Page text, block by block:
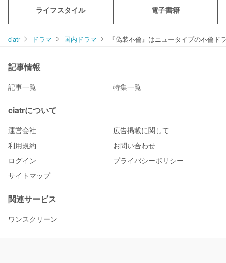
ライフスタイル 電子書籍
ciatr ドラマ 国内ドラマ 『偽装不倫』はニュータイプの不倫
記事情報
記事一覧 特集一覧
ciatrについて
運営会社
広告掲載に関して
利用規約
お問い合わせ
ログイン
プライバシーポリシー
サイトマップ
関連サービス
ワンスクリーン